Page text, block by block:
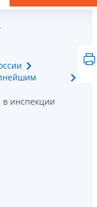
в инспекции